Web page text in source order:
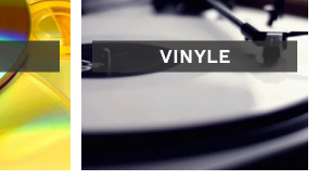
VINYLE